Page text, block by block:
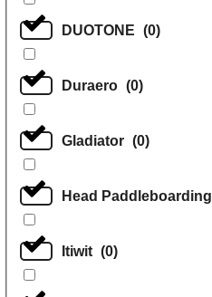
DUOTONE (0)
Duraero (0)
Gladiator (0)
Head Paddleboarding
Itiwit (0)